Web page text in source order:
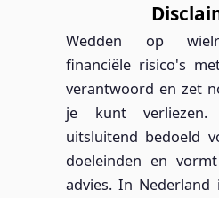
Wedden op
financiële risico's
verantwoord en zet
je kunt
uitsluitend bedoeld
doeleinden en
advies. In Nederland